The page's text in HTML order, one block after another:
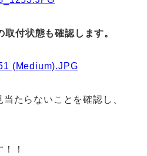
取付状態も確認します。
たらないことを確認し、
！